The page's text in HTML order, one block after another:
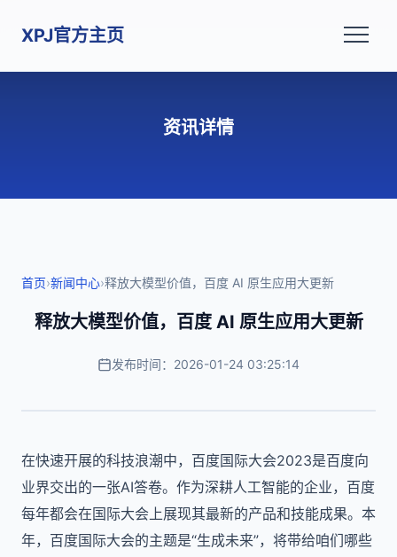
XPJ官方主页
资讯详情
首页›新闻中心›释放大模型价值，百度 AI 原生应用大更新
释放大模型价值，百度 AI 原生应用大更新
发布时间：2026-01-24 03:25:14
在快速开展的科技浪潮中，百度国际大会2023是百度向
业界交出的一张AI答卷。作为深耕人工智能的企业，百度
每年都会在国际大会上展现其最新的产品和技能成果。本
年，百度国际大会的主题是“生成未来”，将带给咱们哪些